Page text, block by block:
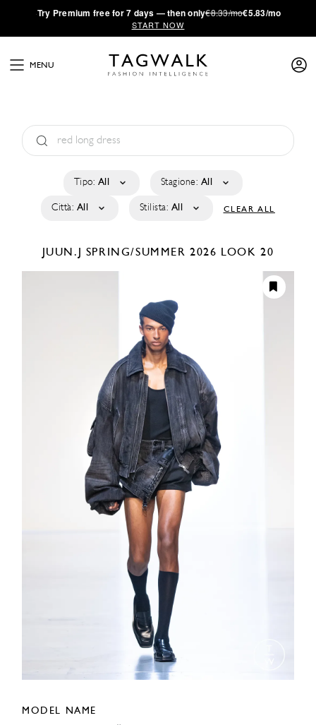
·Try Premium free for 7 days — then only€8.33/mo€5.83/mo
START NOW
MENU
Tipo: All Stagione: All
Città: All Stilista: All CLEAR ALL
JUUN.J SPRING/SUMMER 2026 LOOK 20
MODEL NAME